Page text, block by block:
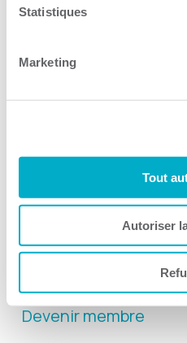
Statistiques
Marketing
Tout
Autoriser
Suivez-nous
Gala Radisson
Solutions RH
Devenir membre